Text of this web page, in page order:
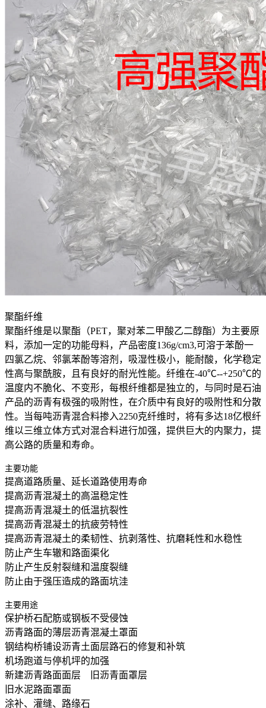
聚酯纤维
聚酯纤维是以聚酯（PET，聚对苯二甲酸乙二醇酯）为主要原
料，添加一定的功能母料，产品密度136g/cm3,可溶于苯酚一
四氯乙烷、邻氯苯酚等溶剂，吸湿性极小，能耐酸，化学稳定
性高与聚酰胺，且有良好的耐光性能。纤维在-40℃--+250℃的
温度内不脆化、不变形，每根纤维都是独立的，与同时是石油
产品的沥青有极强的吸附性，在介质中有良好的吸附性和分散
性。当每吨沥青混合料掺入2250克纤维时，将有多达18亿根纤
维以三维立体方式对混合料进行加强，提供巨大的内聚力，提
高公路的质量和寿命。
主要功能
提高道路质量、延长道路使用寿命
提高沥青混凝土的高温稳定性
提高沥青混凝土的低温抗裂性
提高沥青混凝土的抗疲劳特性
提高沥青混凝土的柔韧性、抗剥落性、抗磨耗性和水稳性
防止产生车辙和路面渠化
防止产生反射裂缝和温度裂缝
防止由于强压造成的路面坑洼
主要用途
保护桥石配筋或钢板不受侵蚀
沥青路面的薄层沥青混凝土罩面
钢结构桥铺设沥青土面层路石的修复和补筑
机场跑道与停机坪的加强
新建沥青路面面层 旧沥青面罩层
旧水泥路面罩面
涂补、灌缝、路缘石